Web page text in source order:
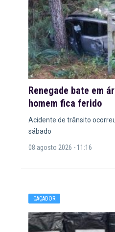
Renegade bate em
homem fica ferido
Acidente de trânsito
sábado
08 agosto 2026 - 11:16
CAÇADOR